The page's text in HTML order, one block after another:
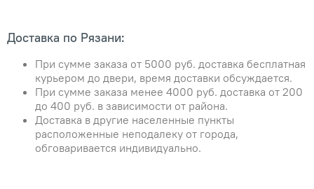
Доставка по Рязани:
При сумме заказа от 5000 руб. доставка бесплатная
курьером до двери, время доставки обсуждается.
При сумме заказа менее 4000 руб. доставка от 200
до 400 руб. в зависимости от района.
Доставка в другие населенные пункты
расположенные неподалеку от города,
обговаривается индивидуально.